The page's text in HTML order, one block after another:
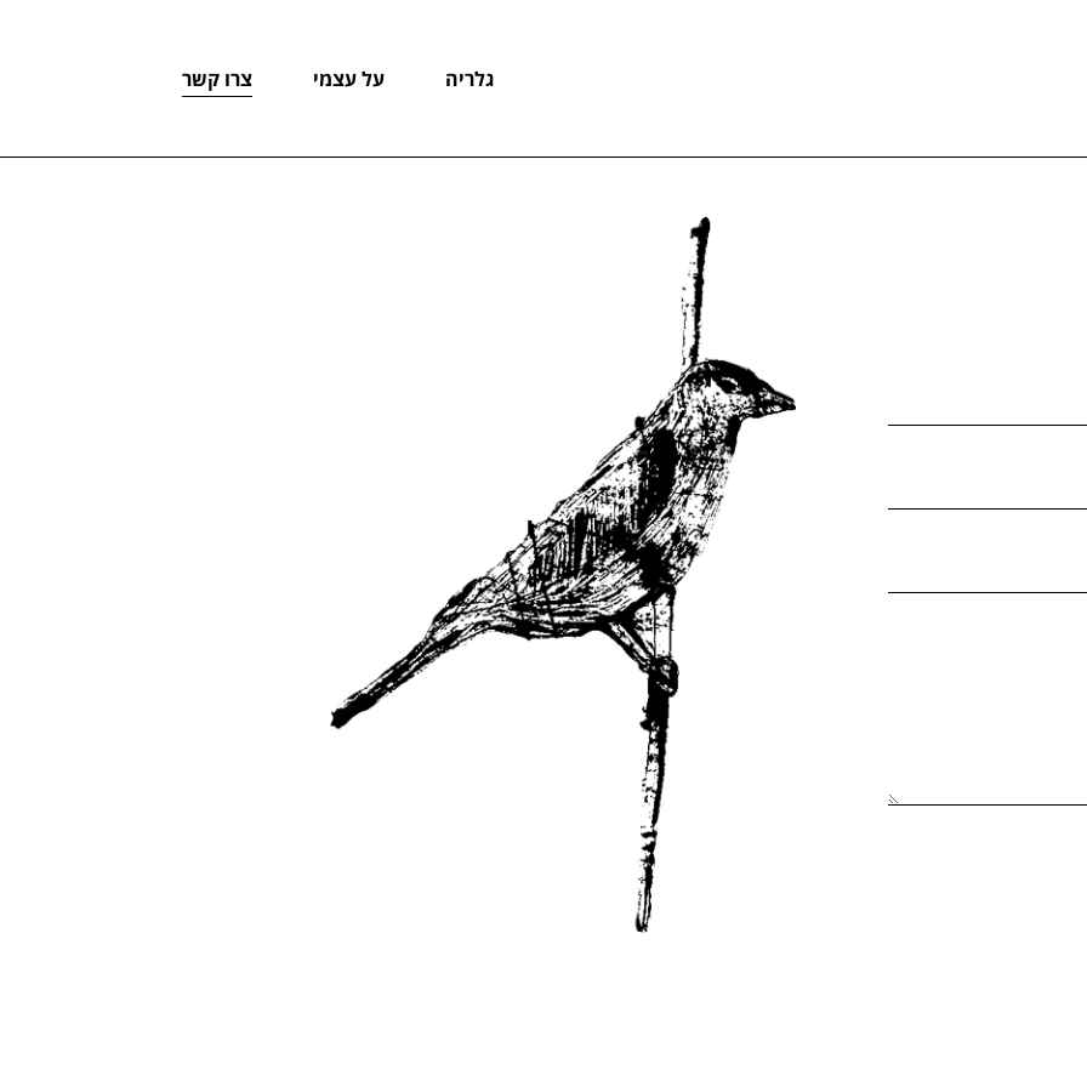
גלריה על עצמי צרו קשר